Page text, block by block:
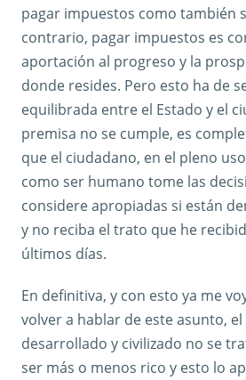
pagar impuestos como también
contrario, pagar impuestos es
aportación al progreso y la
donde resides. Pero esto ha de
equilibrada entre el Estado y el
premisa no se cumple, es
que el ciudadano, en el pleno
como ser humano tome las
considere apropiadas si están
y no reciba el trato que he
últimos días.
En definitiva, y con esto ya me
volver a hablar de este asunto,
desarrollado y civilizado no se
ser más o menos rico y esto lo